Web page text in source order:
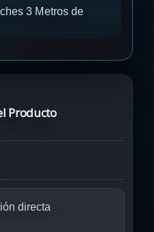
3 Metros de
Producto
directa